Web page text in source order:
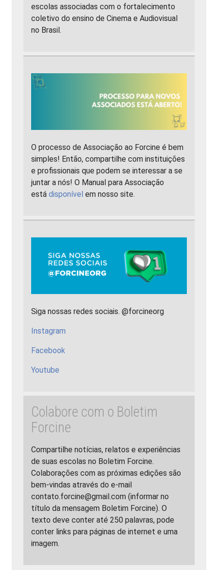
escolas associadas com o fortalecimento
coletivo do ensino de Cinema e Audiovisual
no Brasil.
O processo de Associação ao Forcine é bem
simples! Então, compartilhe com instituições
e profissionais que podem se interessar a se
juntar a nós! O Manual para Associação
está disponível em nosso site.
Siga nossas redes sociais. @forcineorg
Instagram
Facebook
Youtube
Colabore com o Boletim
Forcine
Compartilhe notícias, relatos e experiências
de suas escolas no Boletim Forcine.
Colaborações com as próximas edições são
bem-vindas através do e-mail
contato.forcine@gmail.com (informar no
título da mensagem Boletim Forcine). O
texto deve conter até 250 palavras, pode
conter links para páginas de internet e uma
imagem.